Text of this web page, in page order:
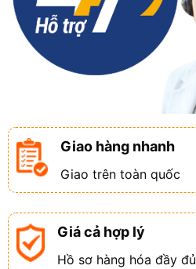
Giao hàng nhanh
Giao trên toàn quốc
Giá cả hợp lý
Hồ sơ hàng hóa đầy đủ